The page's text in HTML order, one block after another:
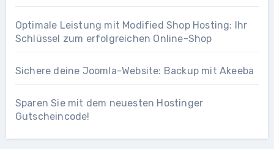
Optimale Leistung mit Modified Shop Hosting: Ihr
Schlüssel zum erfolgreichen Online-Shop
Sichere deine Joomla-Website: Backup mit Akeeba
Sparen Sie mit dem neuesten Hostinger
Gutscheincode!